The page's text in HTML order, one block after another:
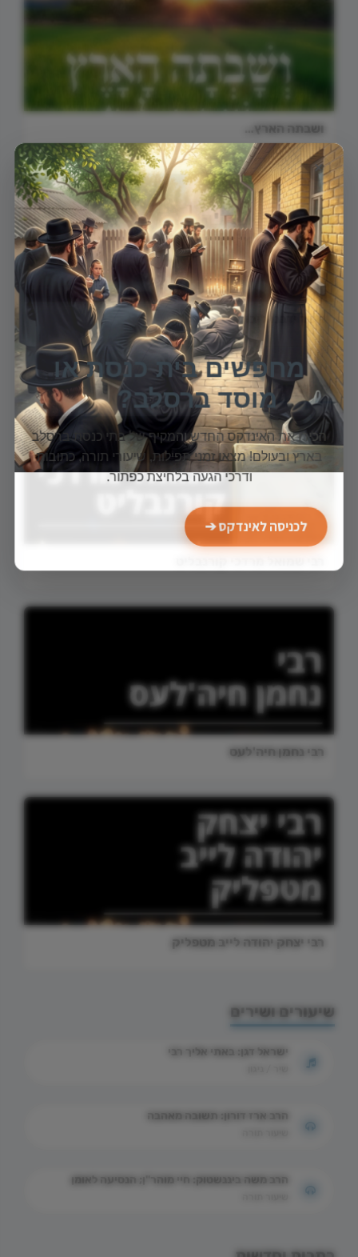
ושבתה הארץ…
אשר ידבנו ליבו
ימי זכרון
רבי נחמן חיה'לעס
רבי יצחק יהודה לייב מטפליק
שיעורים ושירים
ישראל דגן: באתי אליך רבי
הרב ארז דורון: תשובה מאהבה
הרב משה ביננשטוק: חיי מוהר"ן; הנסיעה לאומן
×
מחפשים בית כנסת או
מוסד ברסלב?
הכירו את האינדקס החדש והמקיף של בתי כנסת ברסלב
בארץ ובעולם! מצאו זמני תפילות, שיעורי תורה, כתובות
ודרכי הגעה בלחיצת כפתור.
לכניסה לאינדקס ➔